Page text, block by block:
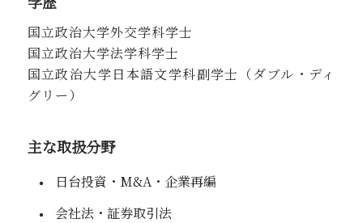
国立政治大学外交学科学士
国立政治大学法学科学士
国立政治大学日本語文学科副学士（ダブル・ディ
グリー）
主な取扱分野
日台投資・M&A・企業再編
会社法・証券取引法